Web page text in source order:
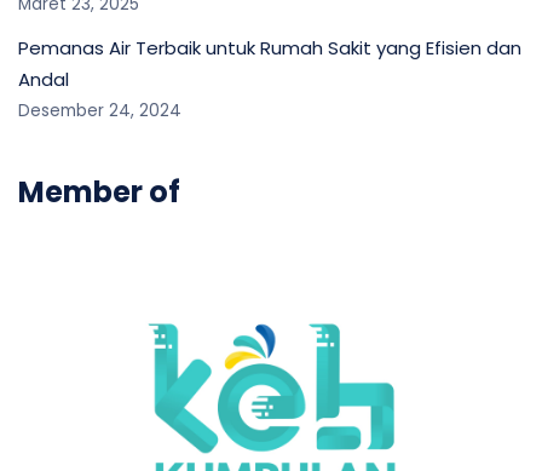
Pemanas Air Terbaik untuk Rumah Sakit yang Efisien dan
Andal
Desember 24, 2024
Member of